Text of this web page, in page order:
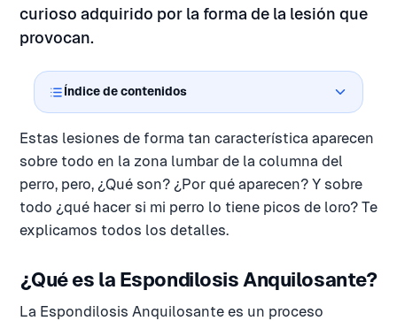
curioso adquirido por la forma de la lesión que
provocan.
Índice de contenidos
Estas lesiones de forma tan característica aparecen
sobre todo en la zona lumbar de la columna del
perro, pero, ¿Qué son? ¿Por qué aparecen? Y sobre
todo ¿qué hacer si mi perro lo tiene picos de loro? Te
explicamos todos los detalles.
¿Qué es la Espondilosis Anquilosante?
La Espondilosis Anquilosante es un proceso